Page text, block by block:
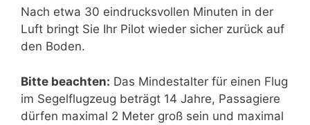
Nach etwa 30 eindrucksvollen Minuten in der
Luft bringt Sie Ihr Pilot wieder sicher zurück auf
den Boden.
Bitte beachten: Das Mindestalter für einen Flug
im Segelflugzeug beträgt 14 Jahre, Passagiere
dürfen maximal 2 Meter groß sein und maximal